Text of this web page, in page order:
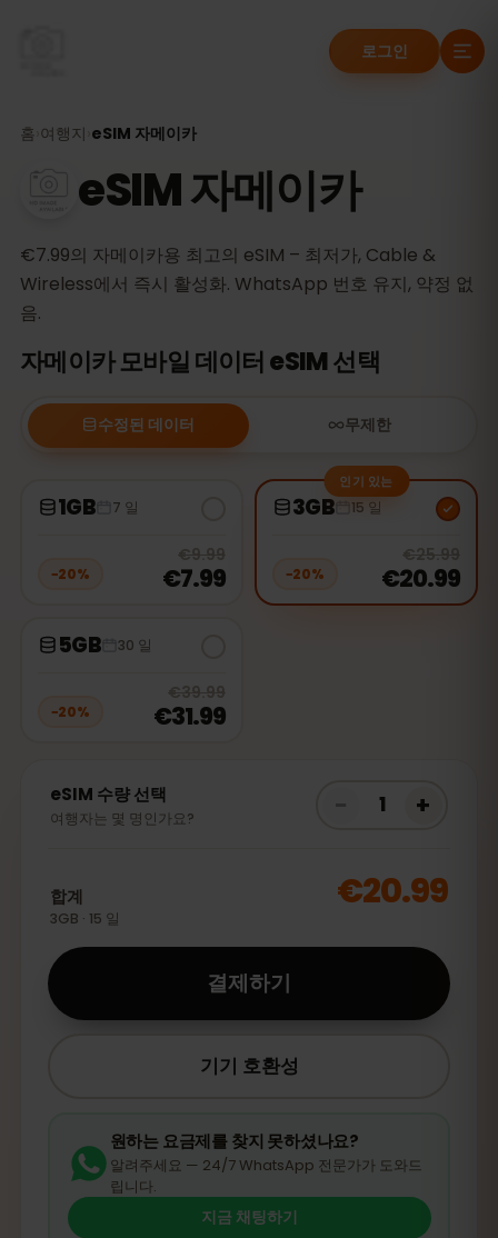
로그인
홈 여행지 eSIM 자메이카
eSIM 자메이카
€7.99의 자메이카용 최고의 eSIM – 최저가, Cable &
Wireless에서 즉시 활성화. WhatsApp 번호 유지, 약정 없
음.
자메이카 모바일 데이터 eSIM 선택
수정된 데이터 무제한
1GB 7 일
−20%
20 , now€7.99
€9.99
€7.99
인기 있는
3GB 15 일
−20%
€25.99
€20.99
5GB 30 일
−20%
20
€39.99
€31.99
eSIM 수량 선택
여행자는 몇 명인가요?
1 +
합계
3GB · 15 일
€20.99
결제하기
기기 호환성
원하는 요금제를 찾지 못하셨나요?
알려주세요 — 24/7 WhatsApp 전문가가 도와드
립니다.
지금 채팅하기